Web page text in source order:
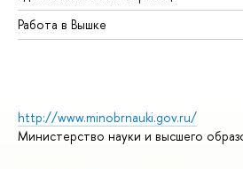
Работа в Вышке
http://www.minobrnauki.gov.ru/
Министерство науки и высшего